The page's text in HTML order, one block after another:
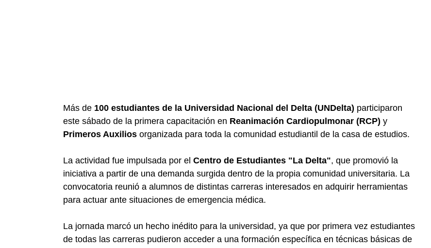
Más de 100 estudiantes de la Universidad Nacional del Delta (UNDelta) participaron
este sábado de la primera capacitación en Reanimación Cardiopulmonar (RCP) y
Primeros Auxilios organizada para toda la comunidad estudiantil de la casa de estudios.
La actividad fue impulsada por el Centro de Estudiantes "La Delta", que promovió la
iniciativa a partir de una demanda surgida dentro de la propia comunidad universitaria. La
convocatoria reunió a alumnos de distintas carreras interesados en adquirir herramientas
para actuar ante situaciones de emergencia médica.
La jornada marcó un hecho inédito para la universidad, ya que por primera vez estudiantes
de todas las carreras pudieron acceder a una formación específica en técnicas básicas de